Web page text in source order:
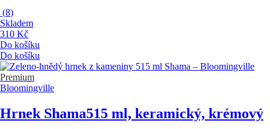
(8)
Skladem
310 Kč
Do košíku
Do košíku
Premium
Bloomingville
Hrnek Shama515 ml, keramický, krémový